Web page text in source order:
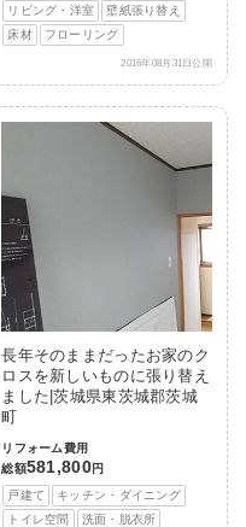
リビング・洋室
壁紙張り替え
床材
フローリング
2016年08月31日公開
長年そのままだったお家のク
ロスを新しいものに張り替え
ました|茨城県東茨城郡茨城
町
リフォーム費用
総額581,800円
戸建て
キッチン・ダイニング
トイレ空間
洗面・脱衣所